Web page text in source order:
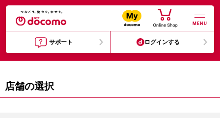
MENU
サポート ログインする
店舗の選択